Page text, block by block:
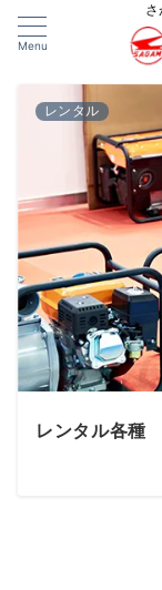
Menu
レンタル
レンタル各種